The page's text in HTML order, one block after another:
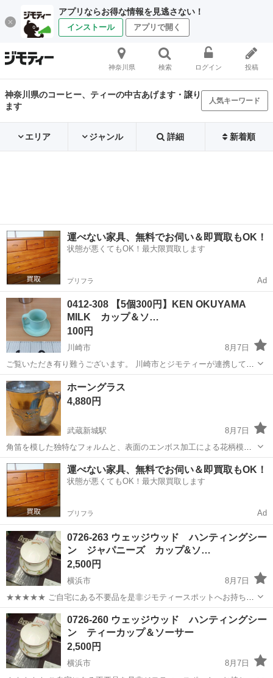
アプリならお得な情報を見逃さない！
インストール アプリで開く
神奈川県 検索 ログイン 投稿
神奈川県のコーヒー、ティーの中古あげます・譲り
ます
人気キーワード
エリア ジャンル 詳細 新着順
運べない家具、無料でお伺い＆即買取もOK！
状態が悪くてもOK！最大限買取します
プリフラ Ad
0412-308 【5個300円】KEN OKUYAMA
MILK カップ＆ソ…
100円
川崎市
8月7日
ご覧いただき有り難うございます。 川崎市とジモティーが連携して運
営しています。 粗⼤ごみ等の減量を⽬的にまだ使えるものをリユース
しています。 ★★★★★ ご自宅にある不要品を是非ジモティースポッ
トへお持ち込み...
神奈川 川崎市 食器
ホーングラス
4,880円
武蔵新城駅
8月7日
角笛を模した独特なフォルムと、表面のエンボス加工による花柄模様
が特徴的なアンティーク調マグカップ。5個セット - 形状: ホーン型
（角笛型） - カラー: ゴールド - 装飾: 花柄エンボス加工 - 素材感: メタ
リック仕...
神奈川 川崎市 武蔵新城駅 食器 グラス
運べない家具、無料でお伺い＆即買取もOK！
状態が悪くてもOK！最大限買取します
プリフラ Ad
0726-263 ウェッジウッド ハンティングシー
ン ジャパニーズ カップ&ソ…
2,500円
横浜市
8月7日
★★★★★ ご自宅にある不要品を是非ジモティースポットへお持ち込
みしませんか？ 家電、趣味・スポーツ・レジャー用品、こども用品、
衣料服飾品、生活雑貨、家具、本、CD・DVDなどが無料でまとめて持
ち込めます！ ※詳細はこ...
神奈川 横浜市 ウェッジウッド
0726-260 ウェッジウッド ハンティングシー
ン ティーカップ＆ソーサー
2,500円
横浜市
8月7日